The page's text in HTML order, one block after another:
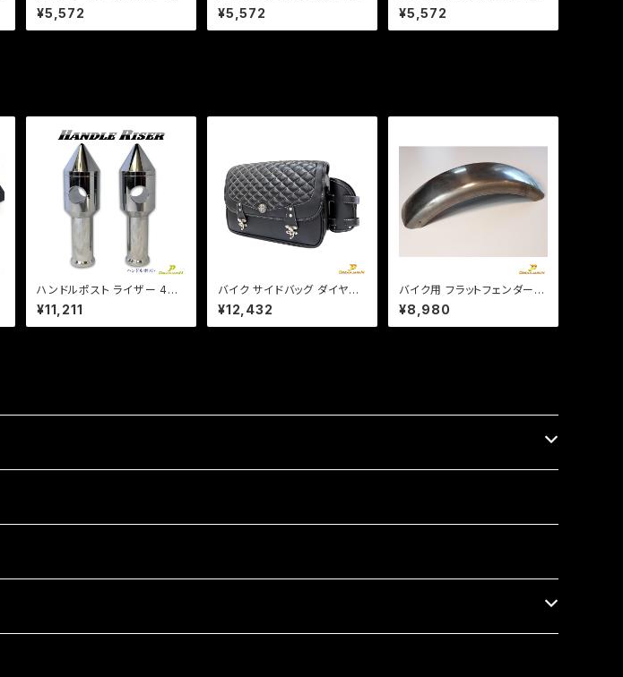
チアメリカン グリップ カスタ
ム アルミ製 ハンドル ゴムラバ
ー ドラッグスター バルカン イ
¥5,572
チアメリカン グリップ カスタ
ム アルミ製 ハンドル ゴムラバ
ー ドラッグスター バルカン イ
¥5,572
チアメリカン グリップ カスタ
ム アルミ製 ハンドル/炎柄/ド
ラッグスター/バルカン/イント
¥5,572
ハンドルポスト ライザー 4イ
ンチ 100mmアップ 22.2mm
ハンドル用 /汎用 鬼型！ ビラ
ーゴ /ドラッグスター/エイプ/
¥11,211
バイク サイドバッグ ダイヤス
テッチ ドリンクホルダー レイ
ンカバー付き 15L 容量可変可
能 フルカバー防水 合皮 オリ
¥12,432
バイク用 フラットフェンダー
長さ560mm 幅150mm 汎用
タイプ 溶接、加工用 素地。ス
チール製 b370
¥8,980